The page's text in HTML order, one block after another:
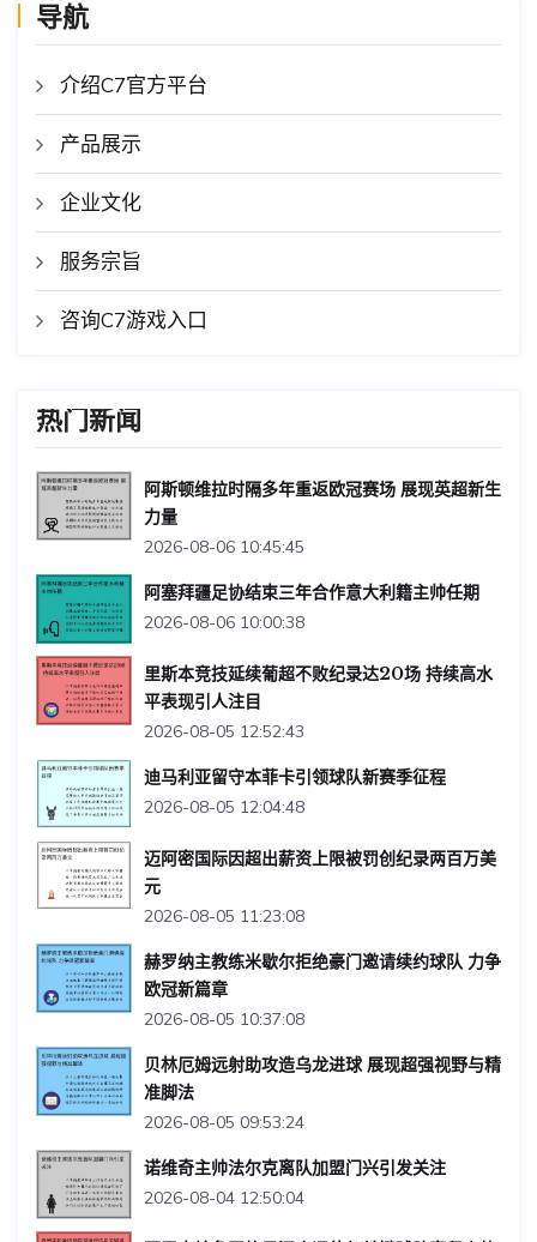
导航
介绍C7官方平台
产品展示
企业文化
服务宗旨
咨询C7游戏入口
热门新闻
阿斯顿维拉时隔多年重返欧冠赛场 展现英超新生
力量
2026-08-06 10:45:45
阿塞拜疆足协结束三年合作意大利籍主帅任期
2026-08-06 10:00:38
里斯本竞技延续葡超不败纪录达20场 持续高水
平表现引人注目
2026-08-05 12:52:43
迪马利亚留守本菲卡引领球队新赛季征程
2026-08-05 12:04:48
迈阿密国际因超出薪资上限被罚创纪录两百万美
元
2026-08-05 11:23:08
赫罗纳主教练米歇尔拒绝豪门邀请续约球队 力争
欧冠新篇章
2026-08-05 10:37:08
贝林厄姆远射助攻造乌龙进球 展现超强视野与精
准脚法
2026-08-05 09:53:24
诺维奇主帅法尔克离队加盟门兴引发关注
2026-08-04 12:50:04